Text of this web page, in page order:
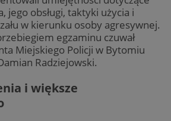
jego obsługi, taktyki użycia i
w kierunku osoby agresywnej.
egzaminu czuwał
Miejskiego Policji w Bytomiu
Radziejowski.
i większe